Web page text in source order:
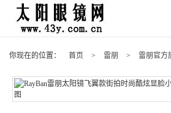
你现在的位置： 首页 > 雷朋 > 雷朋官方